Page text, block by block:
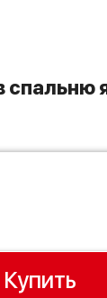
спальню
Купить